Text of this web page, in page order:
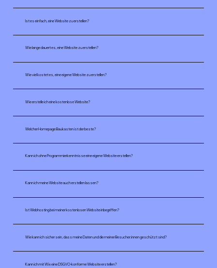
Ist es einfach, eine Website zu erstellen?
Wie lange dauert es, eine Website zu erstellen?
Wie viel kostet es, eine eigene Website zu erstellen?
Wie erstelle ich eine kostenlose Website?
Welcher Homepage Baukasten ist der beste?
Kann ich ohne Programmierkenntnisse eine eigene Website erstellen?
Kann ich meine Website auch erstellen lassen?
Ist Webhosting bei meiner kostenlosen Website inbegriffen?
Wie kann ich sicher sein, dass meine Daten und die meiner Besucher:innen geschützt sind?
Kann ich mit Wix eine DSGVO-konforme Website erstellen?